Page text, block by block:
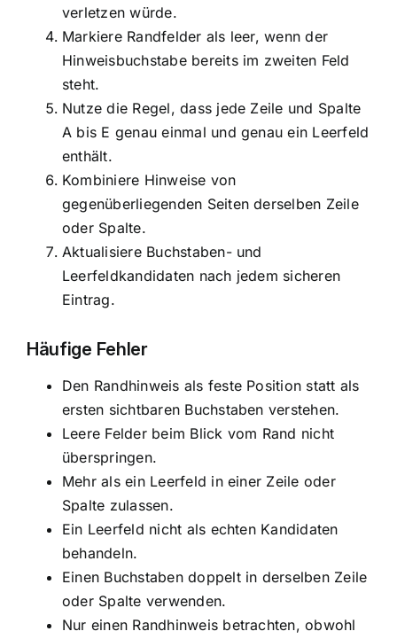
verletzen würde.
Markiere Randfelder als leer, wenn der
Hinweisbuchstabe bereits im zweiten Feld
steht.
Nutze die Regel, dass jede Zeile und Spalte
A bis E genau einmal und genau ein Leerfeld
enthält.
Kombiniere Hinweise von
gegenüberliegenden Seiten derselben Zeile
oder Spalte.
Aktualisiere Buchstaben- und
Leerfeldkandidaten nach jedem sicheren
Eintrag.
Häufige Fehler
Den Randhinweis als feste Position statt als
ersten sichtbaren Buchstaben verstehen.
Leere Felder beim Blick vom Rand nicht
überspringen.
Mehr als ein Leerfeld in einer Zeile oder
Spalte zulassen.
Ein Leerfeld nicht als echten Kandidaten
behandeln.
Einen Buchstaben doppelt in derselben Zeile
oder Spalte verwenden.
Nur einen Randhinweis betrachten, obwohl